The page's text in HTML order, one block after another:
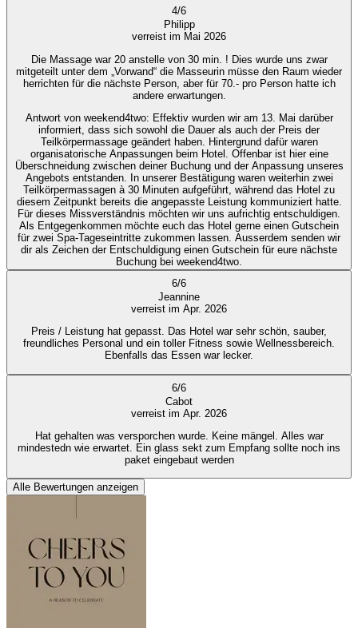
4/6
Philipp
verreist im Mai 2026
Die Massage war 20 anstelle von 30 min. ! Dies wurde uns zwar
mitgeteilt unter dem „Vorwand“ die Masseurin müsse den Raum wieder
herrichten für die nächste Person, aber für 70.- pro Person hatte ich
andere erwartungen.
Antwort von weekend4two: Effektiv wurden wir am 13. Mai darüber
informiert, dass sich sowohl die Dauer als auch der Preis der
Teilkörpermassage geändert haben. Hintergrund dafür waren
organisatorische Anpassungen beim Hotel. Offenbar ist hier eine
Überschneidung zwischen deiner Buchung und der Anpassung unseres
Angebots entstanden. In unserer Bestätigung waren weiterhin zwei
Teilkörpermassagen à 30 Minuten aufgeführt, während das Hotel zu
diesem Zeitpunkt bereits die angepasste Leistung kommuniziert hatte.
Für dieses Missverständnis möchten wir uns aufrichtig entschuldigen.
Als Entgegenkommen möchte euch das Hotel gerne einen Gutschein
für zwei Spa-Tageseintritte zukommen lassen. Ausserdem senden wir
dir als Zeichen der Entschuldigung einen Gutschein für eure nächste
Buchung bei weekend4two.
6/6
Jeannine
verreist im Apr. 2026
Preis / Leistung hat gepasst. Das Hotel war sehr schön, sauber,
freundliches Personal und ein toller Fitness sowie Wellnessbereich.
Ebenfalls das Essen war lecker.
6/6
Cabot
verreist im Apr. 2026
Hat gehalten was versporchen wurde. Keine mängel. Alles war
mindestedn wie erwartet. Ein glass sekt zum Empfang sollte noch ins
paket eingebaut werden
Alle Bewertungen anzeigen